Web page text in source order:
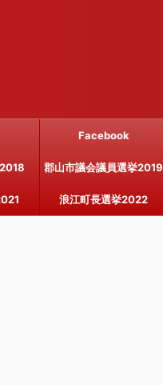
Facebook
郡山市議会議員選挙2019
浪江町長選挙2022